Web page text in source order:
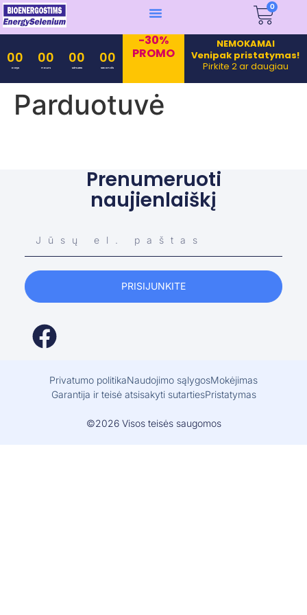
0
00
Days
00
Hours
00
Minutes
00
Seconds
-30%
PROMO
NEMOKAMAI
Venipak pristatymas!
Pirkite 2 ar daugiau
Parduotuvė
Prenumeruoti
naujienlaiškį
PRISIJUNKITE
Privatumo politikaNaudojimo sąlygosMokėjimas
Garantija ir teisė atsisakyti sutartiesPristatymas
©2026 Visos teisės saugomos